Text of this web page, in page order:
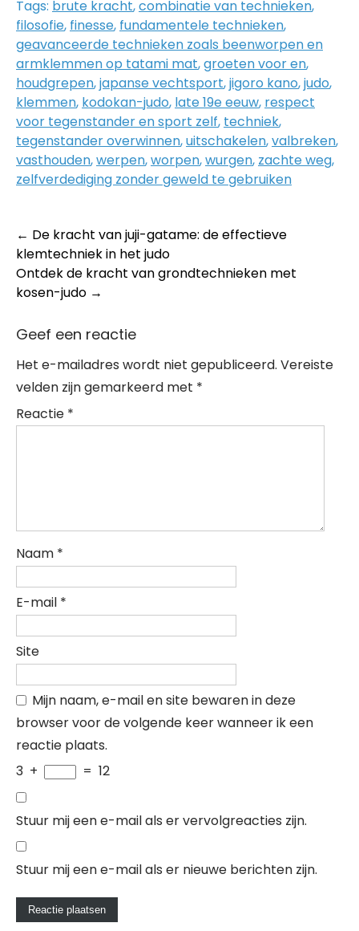
Tags: brute kracht,combinatie van technieken,
filosofie, finesse, fundamentele technieken,
geavanceerde technieken zoals beenworpen en
armklemmen op tatami mat,groeten voor en,
houdgrepen,japanse vechtsport,jigoro kano,judo,
klemmen, kodokan-judo, late 19e eeuw, respect
voor tegenstander en sport zelf, techniek,
tegenstander overwinnen,uitschakelen,valbreken,
vasthouden,werpen,worpen,wurgen, zachte weg,
zelfverdediging zonder geweld te gebruiken
Post
navigation
← De kracht van juji-gatame: de effectieve
klemtechniek in het judo
Ontdek de kracht van grondtechnieken met
kosen-judo →
Geef een reactie
Het e-mailadres wordt niet gepubliceerd. Vereiste
velden zijn gemarkeerd met *
Reactie *
Naam *
E-mail *
Site
Mijn naam, e-mail en site bewaren in deze
browser voor de volgende keer wanneer ik een
reactie plaats.
3 + = 12
Stuur mij een e-mail als er vervolgreacties zijn.
Stuur mij een e-mail als er nieuwe berichten zijn.